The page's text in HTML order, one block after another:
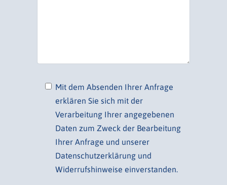
Mit dem Absenden Ihrer Anfrage
erklären Sie sich mit der
Verarbeitung Ihrer angegebenen
Daten zum Zweck der Bearbeitung
Ihrer Anfrage und unserer
Datenschutzerklärung und
Widerrufshinweise einverstanden.